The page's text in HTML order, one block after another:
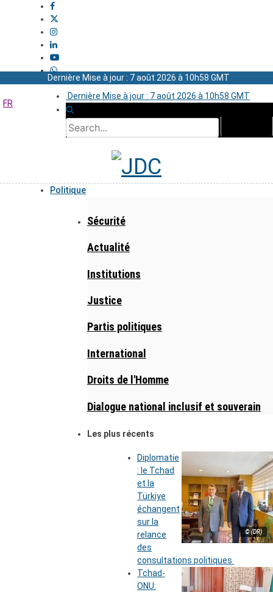
Dernière Mise à jour : 7 août 2026 à 10h58 GMT
Dernière Mise à jour : 7 août 2026 à 10h58 GMT
FR
Politique
Sécurité
Actualité
Institutions
Justice
Partis politiques
International
Droits de l'Homme
Dialogue national inclusif et souverain
Les plus récents
© (DR)
Diplomatie
: le Tchad
et la
Türkiye
échangent
sur la
relance
des
consultations politiques
Tchad-
ONU: